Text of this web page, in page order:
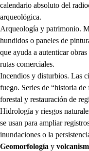
calendario absoluto del
arqueológica.
Arqueología y patrimonio.
hundidos o paneles de
que ayuda a autenticar
rutas comerciales.
Incendios y disturbios. Las
fuego. Series de “historia
forestal y restauración de
Hidrología y riesgos
se usan para ampliar
inundaciones o la
Geomorfología y